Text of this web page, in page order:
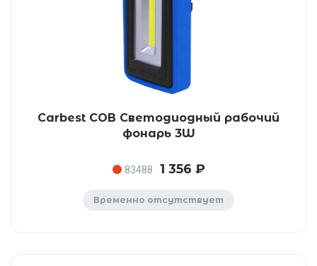
Carbest COB Светодиодный рабочий
фонарь 3W
83488 1 356 ₽
Временно отсутствует